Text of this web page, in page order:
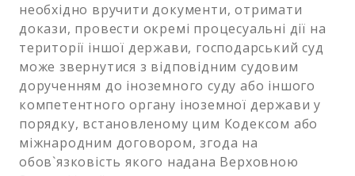
необхідно вручити документи, отримати
докази, провести окремі процесуальні дії на
території іншої держави, господарський суд
може звернутися з відповідним судовим
дорученням до іноземного суду або іншого
компетентного органу іноземної держави у
порядку, встановленому цим Кодексом або
міжнародним договором, згода на
обов`язковість якого надана Верховною